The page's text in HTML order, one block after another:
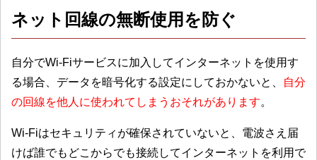
ネット回線の無断使用を防ぐ
自分でWi-Fiサービスに加入してインターネットを使用す
る場合、データを暗号化する設定にしておかないと、
自分
の回線を他人に使われてしまうおそれがあります。
Wi-Fiはセキュリティが確保されていないと、電波さえ届
けば誰でもどこからでも接続してインターネットを利用で